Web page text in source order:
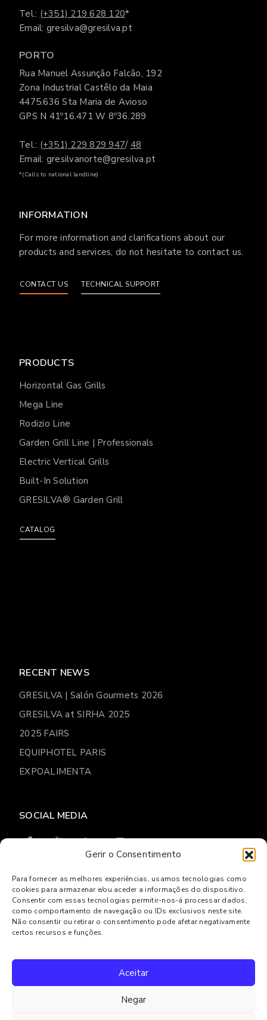
Gerir o Consentimento
Para fornecer as melhores experiências, usamos tecnologias como
cookies para armazenar e/ou aceder a informações do dispositivo.
Consentir com essas tecnologias permitir-nos-á processar dados,
como comportamento de navegação ou IDs exclusivos neste site.
Não consentir ou retirar o consentimento pode afetar negativamente
certos recursos e funções.
Aceitar
Negar
Tel.: (+351) 219 628 120*
Email: gresilva@gresilva.pt
PORTO
Rua Manuel Assunção Falcão, 192
Zona Industrial Castêlo da Maia
4475.636 Sta Maria de Avioso
GPS N 41º16.471 W 8º36.289
Tel.: (+351) 229 829 947/ 48
Email: gresilvanorte@gresilva.pt
*(Calls to national landline)
INFORMATION
For more information and clarifications about our
products and services, do not hesitate to contact us.
CONTACT US TECHNICAL SUPPORT
PRODUCTS
Horizontal Gas Grills
Mega Line
Rodizio Line
Garden Grill Line | Professionals
Electric Vertical Grills
Built-In Solution
GRESILVA® Garden Grill
CATALOG
RECENT NEWS
GRESILVA | Salón Gourmets 2026
GRESILVA at SIRHA 2025
2025 FAIRS
EQUIPHOTEL PARIS
EXPOALIMENTA
SOCIAL MEDIA
© 2026Gresilva
Privacy Policy
Online complaints book
Lisbon Arbitration and Disputes Center
Powered by